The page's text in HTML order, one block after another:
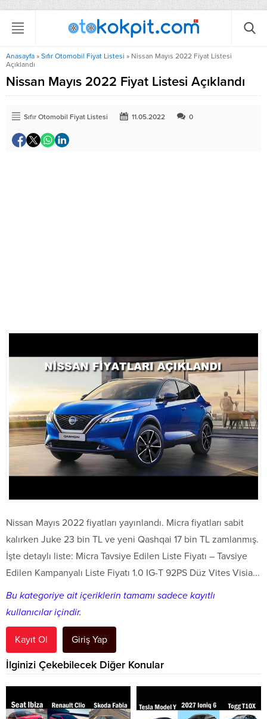
Anasayfa » Sıfır Otomobil Fiyat Listesi » Nissan Mayıs 2022 Fiyat Listesi
Açıklandı
Nissan Mayıs 2022 Fiyat Listesi Açıklandı
Sıfır Otomobil Fiyat Listesi 11.05.2022 0
Nissan Mayıs 2022 fiyatları yayınlandı. Micra fiyatları sabit
kalırken Juke 23 bin TL ve yeni Qashqai 17 bin TL zamlanmış.
İşte detaylı liste: Micra Tavsiye Edilen Liste Fiyatı – Tavsiye
Edilen Kampanyalı Liste Fiyatı 1.0 IG-T 92PS Düz Vites Visia...
Bu kategoriye ait içeriklerin tamamı sadece kayıtlı
kullanıcılar içindir.
Kayıt Ol Giriş Yap
İlginizi Çekebilecek Diğer Konular